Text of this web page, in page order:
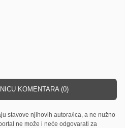
KOMENTARA (0)
stavove njihovih autora/ica, a ne nužno
ne može i neće odgovarati za